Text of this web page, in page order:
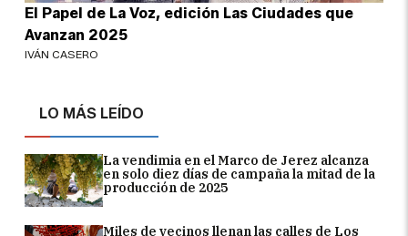
LO MÁS LEÍDO
La vendimia en el Marco de Jerez alcanza
en solo diez días de campaña la mitad de la
producción de 2025
Miles de vecinos llenan las calles de Los
El Papel de La Voz, edición Las Ciudades que
Avanzan 2025
IVÁN CASERO